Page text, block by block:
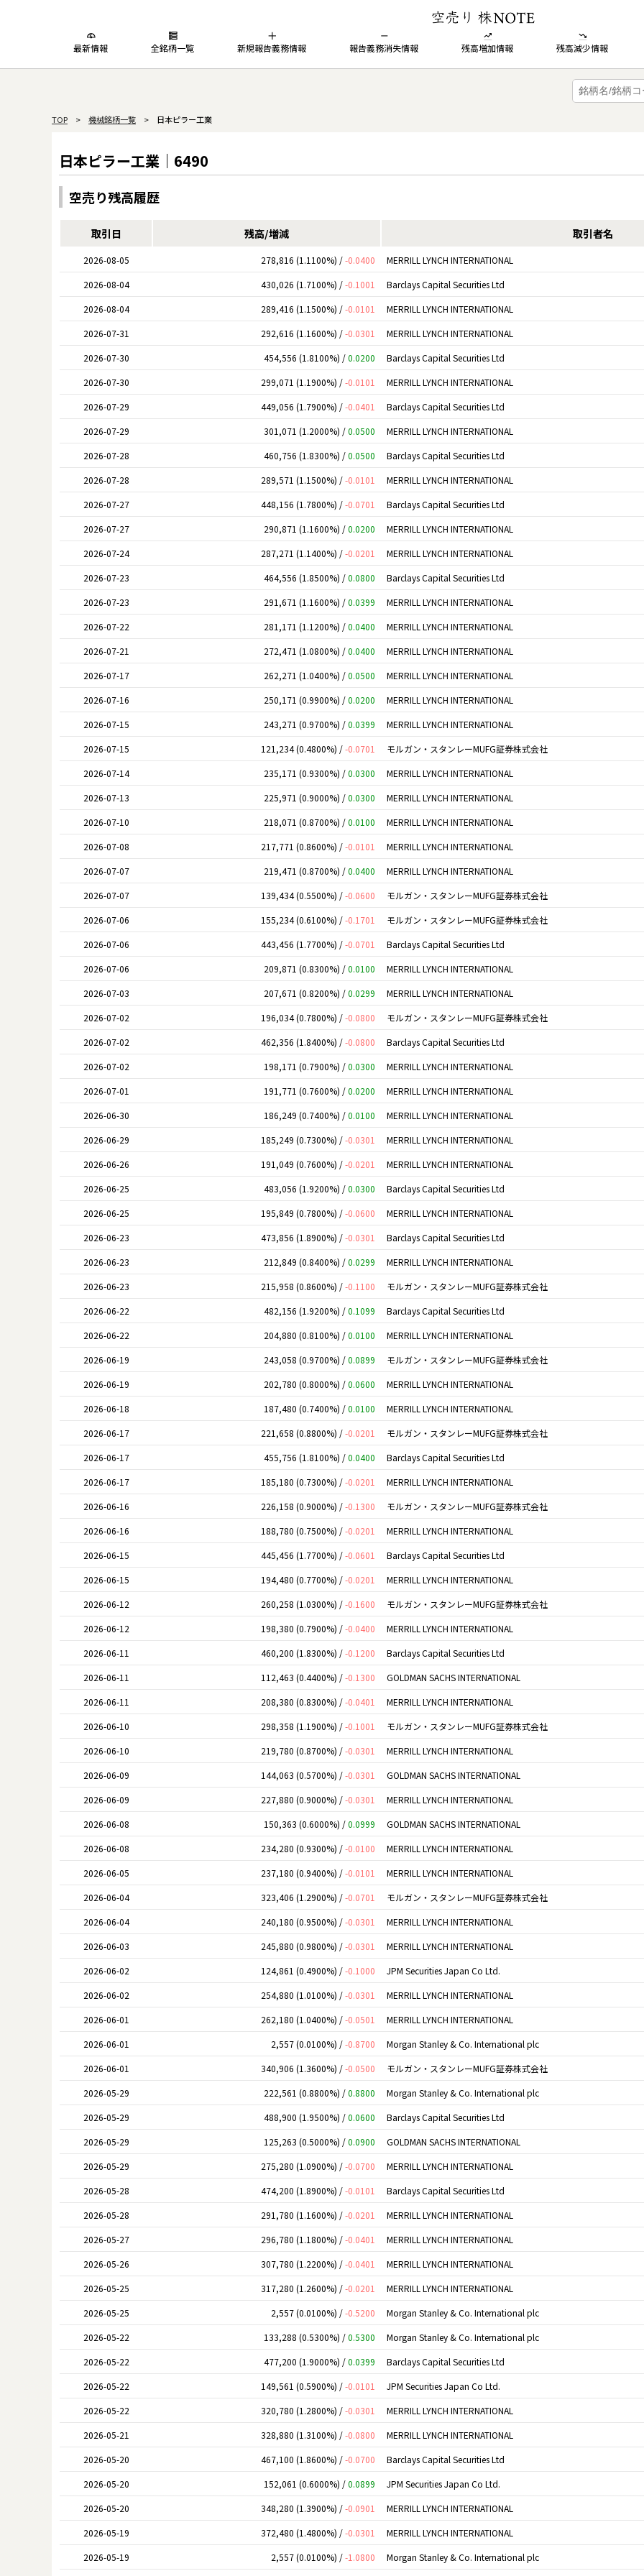
最新情報 全銘柄一覧 新規報告義務情報 報告義務消失情報 残高増加情報 残高減少情報
TOP > 機械銘柄一覧 > 日本ピラー工業
日本ピラー工業｜6490
空売り残高履歴
取引日 残高/増減 取引者名
2026-08-05 278,816 (1.1100%) /-0.0400 MERRILL LYNCH INTERNATIONAL
2026-08-04
430,026 (1.7100%) /-0.1001 Barclays Capital Securities Ltd
2026-08-04
289,416 (1.1500%) /-0.0101 MERRILL LYNCH INTERNATIONAL
2026-07-31
292,616 (1.1600%) /-0.0301 MERRILL LYNCH INTERNATIONAL
2026-07-30
454,556 (1.8100%) /0.0200 Barclays Capital Securities Ltd
2026-07-30
299,071 (1.1900%) /-0.0101 MERRILL LYNCH INTERNATIONAL
2026-07-29
449,056 (1.7900%) /-0.0401 Barclays Capital Securities Ltd
2026-07-29
301,071 (1.2000%) /0.0500 MERRILL LYNCH INTERNATIONAL
2026-07-28
460,756 (1.8300%) /0.0500 Barclays Capital Securities Ltd
2026-07-28
289,571 (1.1500%) /-0.0101 MERRILL LYNCH INTERNATIONAL
2026-07-27
448,156 (1.7800%) /-0.0701 Barclays Capital Securities Ltd
2026-07-27
290,871 (1.1600%) /0.0200 MERRILL LYNCH INTERNATIONAL
2026-07-24
287,271 (1.1400%) /-0.0201 MERRILL LYNCH INTERNATIONAL
2026-07-23
464,556 (1.8500%) /0.0800 Barclays Capital Securities Ltd
2026-07-23
291,671 (1.1600%) /0.0399 MERRILL LYNCH INTERNATIONAL
2026-07-22
281,171 (1.1200%) /0.0400 MERRILL LYNCH INTERNATIONAL
2026-07-21
272,471 (1.0800%) /0.0400 MERRILL LYNCH INTERNATIONAL
2026-07-17
262,271 (1.0400%) /0.0500 MERRILL LYNCH INTERNATIONAL
2026-07-16
250,171 (0.9900%) /0.0200 MERRILL LYNCH INTERNATIONAL
2026-07-15
243,271 (0.9700%) /0.0399 MERRILL LYNCH INTERNATIONAL
2026-07-15
121,234 (0.4800%) /-0.0701 モルガン・スタンレーMUFG証券株式会社
2026-07-14
235,171 (0.9300%) /0.0300 MERRILL LYNCH INTERNATIONAL
2026-07-13
225,971 (0.9000%) /0.0300 MERRILL LYNCH INTERNATIONAL
2026-07-10
218,071 (0.8700%) /0.0100 MERRILL LYNCH INTERNATIONAL
2026-07-08
217,771 (0.8600%) /-0.0101 MERRILL LYNCH INTERNATIONAL
2026-07-07
219,471 (0.8700%) /0.0400 MERRILL LYNCH INTERNATIONAL
2026-07-07
139,434 (0.5500%) /-0.0600 モルガン・スタンレーMUFG証券株式会社
2026-07-06
155,234 (0.6100%) /-0.1701 モルガン・スタンレーMUFG証券株式会社
2026-07-06
443,456 (1.7700%) /-0.0701 Barclays Capital Securities Ltd
2026-07-06
209,871 (0.8300%) /0.0100 MERRILL LYNCH INTERNATIONAL
2026-07-03
207,671 (0.8200%) /0.0299 MERRILL LYNCH INTERNATIONAL
2026-07-02
196,034 (0.7800%) /-0.0800 モルガン・スタンレーMUFG証券株式会社
2026-07-02
462,356 (1.8400%) /-0.0800 Barclays Capital Securities Ltd
2026-07-02
198,171 (0.7900%) /0.0300 MERRILL LYNCH INTERNATIONAL
2026-07-01
191,771 (0.7600%) /0.0200 MERRILL LYNCH INTERNATIONAL
2026-06-30
186,249 (0.7400%) /0.0100 MERRILL LYNCH INTERNATIONAL
2026-06-29
185,249 (0.7300%) /-0.0301 MERRILL LYNCH INTERNATIONAL
2026-06-26
191,049 (0.7600%) /-0.0201 MERRILL LYNCH INTERNATIONAL
2026-06-25
483,056 (1.9200%) /0.0300 Barclays Capital Securities Ltd
2026-06-25
195,849 (0.7800%) /-0.0600 MERRILL LYNCH INTERNATIONAL
2026-06-23
473,856 (1.8900%) /-0.0301 Barclays Capital Securities Ltd
2026-06-23
212,849 (0.8400%) /0.0299 MERRILL LYNCH INTERNATIONAL
2026-06-23
215,958 (0.8600%) /-0.1100 モルガン・スタンレーMUFG証券株式会社
2026-06-22
482,156 (1.9200%) /0.1099 Barclays Capital Securities Ltd
2026-06-22
204,880 (0.8100%) /0.0100 MERRILL LYNCH INTERNATIONAL
2026-06-19
243,058 (0.9700%) /0.0899 モルガン・スタンレーMUFG証券株式会社
2026-06-19
202,780 (0.8000%) /0.0600 MERRILL LYNCH INTERNATIONAL
2026-06-18
187,480 (0.7400%) /0.0100 MERRILL LYNCH INTERNATIONAL
2026-06-17
221,658 (0.8800%) /-0.0201 モルガン・スタンレーMUFG証券株式会社
2026-06-17
455,756 (1.8100%) /0.0400 Barclays Capital Securities Ltd
2026-06-17
185,180 (0.7300%) /-0.0201 MERRILL LYNCH INTERNATIONAL
2026-06-16
226,158 (0.9000%) /-0.1300 モルガン・スタンレーMUFG証券株式会社
2026-06-16
188,780 (0.7500%) /-0.0201 MERRILL LYNCH INTERNATIONAL
2026-06-15
445,456 (1.7700%) /-0.0601 Barclays Capital Securities Ltd
2026-06-15
194,480 (0.7700%) /-0.0201 MERRILL LYNCH INTERNATIONAL
2026-06-12
260,258 (1.0300%) /-0.1600 モルガン・スタンレーMUFG証券株式会社
2026-06-12
198,380 (0.7900%) /-0.0400 MERRILL LYNCH INTERNATIONAL
2026-06-11
460,200 (1.8300%) /-0.1200 Barclays Capital Securities Ltd
2026-06-11
112,463 (0.4400%) /-0.1300 GOLDMAN SACHS INTERNATIONAL
2026-06-11
208,380 (0.8300%) /-0.0401 MERRILL LYNCH INTERNATIONAL
2026-06-10
298,358 (1.1900%) /-0.1001 モルガン・スタンレーMUFG証券株式会社
2026-06-10
219,780 (0.8700%) /-0.0301 MERRILL LYNCH INTERNATIONAL
2026-06-09
144,063 (0.5700%) /-0.0301 GOLDMAN SACHS INTERNATIONAL
2026-06-09
227,880 (0.9000%) /-0.0301 MERRILL LYNCH INTERNATIONAL
2026-06-08
150,363 (0.6000%) /0.0999 GOLDMAN SACHS INTERNATIONAL
2026-06-08
234,280 (0.9300%) /-0.0100 MERRILL LYNCH INTERNATIONAL
2026-06-05
237,180 (0.9400%) /-0.0101 MERRILL LYNCH INTERNATIONAL
2026-06-04
323,406 (1.2900%) /-0.0701 モルガン・スタンレーMUFG証券株式会社
2026-06-04
240,180 (0.9500%) /-0.0301 MERRILL LYNCH INTERNATIONAL
2026-06-03
245,880 (0.9800%) /-0.0301 MERRILL LYNCH INTERNATIONAL
2026-06-02
124,861 (0.4900%) /-0.1000 JPM Securities Japan Co Ltd.
2026-06-02
254,880 (1.0100%) /-0.0301 MERRILL LYNCH INTERNATIONAL
2026-06-01
262,180 (1.0400%) /-0.0501 MERRILL LYNCH INTERNATIONAL
2026-06-01
2,557 (0.0100%) /-0.8700 Morgan Stanley & Co. International plc
2026-06-01
340,906 (1.3600%) /-0.0500 モルガン・スタンレーMUFG証券株式会社
2026-05-29
222,561 (0.8800%) /0.8800 Morgan Stanley & Co. International plc
2026-05-29
488,900 (1.9500%) /0.0600 Barclays Capital Securities Ltd
2026-05-29
125,263 (0.5000%) /0.0900 GOLDMAN SACHS INTERNATIONAL
2026-05-29
275,280 (1.0900%) /-0.0700 MERRILL LYNCH INTERNATIONAL
2026-05-28
474,200 (1.8900%) /-0.0101 Barclays Capital Securities Ltd
2026-05-28
291,780 (1.1600%) /-0.0201 MERRILL LYNCH INTERNATIONAL
2026-05-27
296,780 (1.1800%) /-0.0401 MERRILL LYNCH INTERNATIONAL
2026-05-26
307,780 (1.2200%) /-0.0401 MERRILL LYNCH INTERNATIONAL
2026-05-25
317,280 (1.2600%) /-0.0201 MERRILL LYNCH INTERNATIONAL
2026-05-25
2,557 (0.0100%) /-0.5200 Morgan Stanley & Co. International plc
2026-05-22
133,288 (0.5300%) /0.5300 Morgan Stanley & Co. International plc
2026-05-22
477,200 (1.9000%) /0.0399 Barclays Capital Securities Ltd
2026-05-22
149,561 (0.5900%) /-0.0101 JPM Securities Japan Co Ltd.
2026-05-22
320,780 (1.2800%) /-0.0301 MERRILL LYNCH INTERNATIONAL
2026-05-21
328,880 (1.3100%) /-0.0800 MERRILL LYNCH INTERNATIONAL
2026-05-20
467,100 (1.8600%) /-0.0700 Barclays Capital Securities Ltd
2026-05-20
152,061 (0.6000%) /0.0899 JPM Securities Japan Co Ltd.
2026-05-20
348,280 (1.3900%) /-0.0901 MERRILL LYNCH INTERNATIONAL
2026-05-19
372,480 (1.4800%) /-0.0301 MERRILL LYNCH INTERNATIONAL
2026-05-19
2,557 (0.0100%) /-1.0800 Morgan Stanley & Co. International plc